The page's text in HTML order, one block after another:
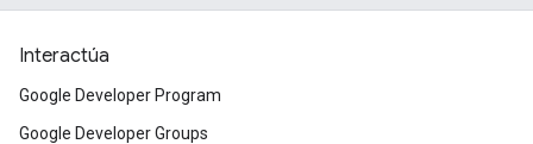
Interactúa
Google Developer Program
Google Developer Groups